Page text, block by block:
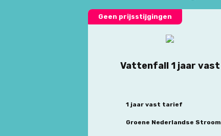
Geen prijsstijgingen
Vattenfall 1 jaar vast
1 jaar vast tarief
Groene Nederlandse Stroom